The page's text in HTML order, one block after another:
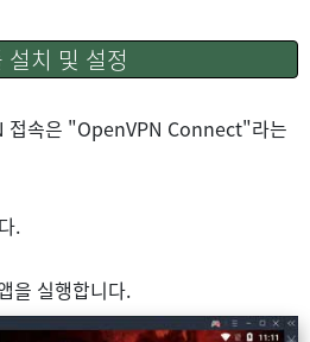
설치 및 설정
접속은 "OpenVPN Connect"라는
.
을 실행합니다.